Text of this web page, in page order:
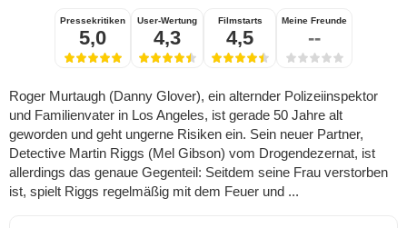
Pressekritiken
5,0
User-Wertung
4,3
Filmstarts
4,5
Meine Freunde
--
Roger Murtaugh (Danny Glover), ein alternder Polizeiinspektor
und Familienvater in Los Angeles, ist gerade 50 Jahre alt
geworden und geht ungerne Risiken ein. Sein neuer Partner,
Detective Martin Riggs (Mel Gibson) vom Drogendezernat, ist
allerdings das genaue Gegenteil: Seitdem seine Frau verstorben
ist, spielt Riggs regelmäßig mit dem Feuer und ...